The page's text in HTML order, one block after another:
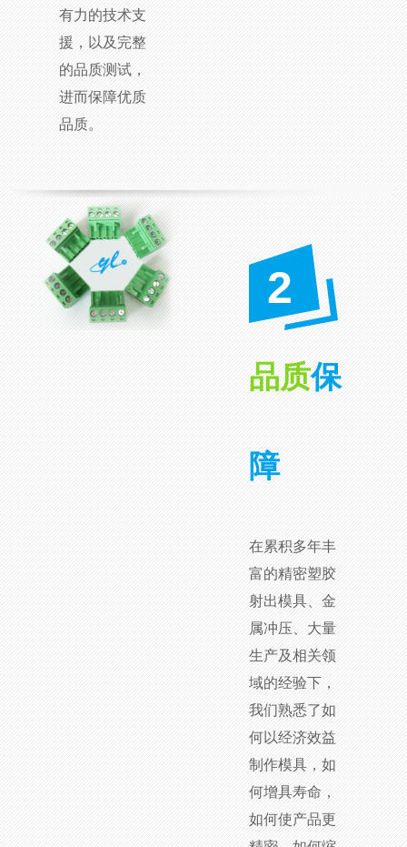
有力的技术支
援，以及完整
的品质测试，
进而保障优质
品质。
2
品质保
障
在累积多年丰
富的精密塑胶
射出模具、金
属冲压、大量
生产及相关领
域的经验下，
我们熟悉了如
何以经济效益
制作模具，如
何增具寿命，
如何使产品更